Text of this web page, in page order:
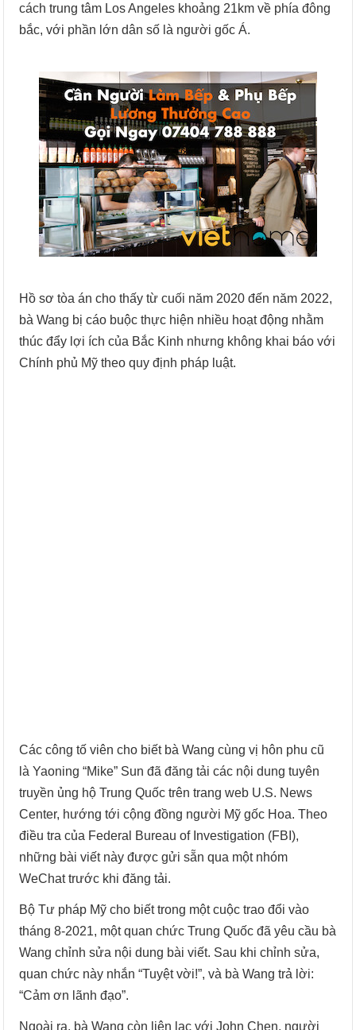
cách trung tâm Los Angeles khoảng 21km về phía đông
bắc, với phần lớn dân số là người gốc Á.
Hồ sơ tòa án cho thấy từ cuối năm 2020 đến năm 2022,
bà Wang bị cáo buộc thực hiện nhiều hoạt động nhằm
thúc đẩy lợi ích của Bắc Kinh nhưng không khai báo với
Chính phủ Mỹ theo quy định pháp luật.
Các công tố viên cho biết bà Wang cùng vị hôn phu cũ
là Yaoning “Mike” Sun đã đăng tải các nội dung tuyên
truyền ủng hộ Trung Quốc trên trang web U.S. News
Center, hướng tới cộng đồng người Mỹ gốc Hoa. Theo
điều tra của Federal Bureau of Investigation (FBI),
những bài viết này được gửi sẵn qua một nhóm
WeChat trước khi đăng tải.
Bộ Tư pháp Mỹ cho biết trong một cuộc trao đổi vào
tháng 8-2021, một quan chức Trung Quốc đã yêu cầu bà
Wang chỉnh sửa nội dung bài viết. Sau khi chỉnh sửa,
quan chức này nhắn “Tuyệt vời!”, và bà Wang trả lời:
“Cảm ơn lãnh đạo”.
Ngoài ra, bà Wang còn liên lạc với John Chen, người